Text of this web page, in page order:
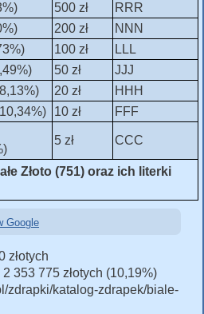
500 zł
RRR
200 zł
NNN
100 zł
LLL
50 zł
JJJ
20 zł
HHH
10 zł FFF
5 zł CCC
Złoto (751) oraz ich literki
Google
złotych
2 353 775 złotych (10,19%)
zdrapki/katalog-zdrapek/biale-